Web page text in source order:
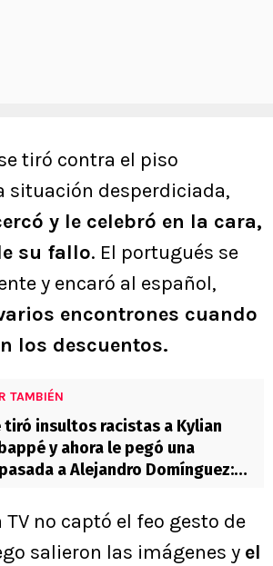
tiró contra el piso
situación desperdiciada,
y le celebró en la cara,
su fallo. El portugués se
y encaró al español,
encontrones cuando
los descuentos.
TAMBIÉN
tiró insultos racistas a Kylian
y ahora le pegó una
a Alejandro Domínguez:
no captó el feo gesto de
salieron las imágenes y el